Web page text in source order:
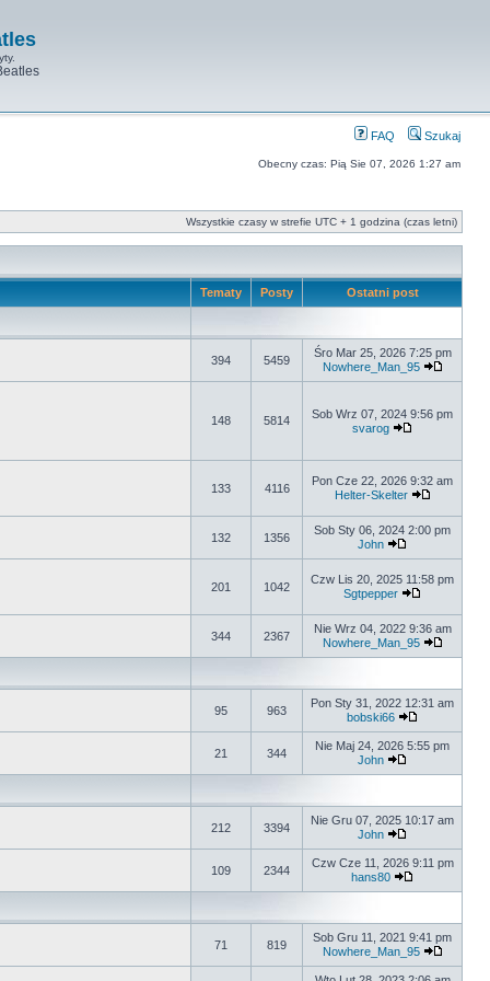
FAQ Szukaj
Obecny czas: Pią Sie 07, 2026 1:27 am
Wszystkie czasy w strefie UTC + 1 godzina (czas letni)
Tematy Posty Ostatni post
394 5459
Śro Mar 25, 2026 7:25 pm
Nowhere_Man_95
148 5814
Sob Wrz 07, 2024 9:56 pm
svarog
133 4116
Pon Cze 22, 2026 9:32 am
Helter-Skelter
132 1356
Sob Sty 06, 2024 2:00 pm
John
201 1042
Czw Lis 20, 2025 11:58 pm
Sgtpepper
344 2367
Nie Wrz 04, 2022 9:36 am
Nowhere_Man_95
95 963
Pon Sty 31, 2022 12:31 am
bobski66
21 344
Nie Maj 24, 2026 5:55 pm
John
212 3394
Nie Gru 07, 2025 10:17 am
John
109 2344
Czw Cze 11, 2026 9:11 pm
hans80
71 819
Sob Gru 11, 2021 9:41 pm
Nowhere_Man_95